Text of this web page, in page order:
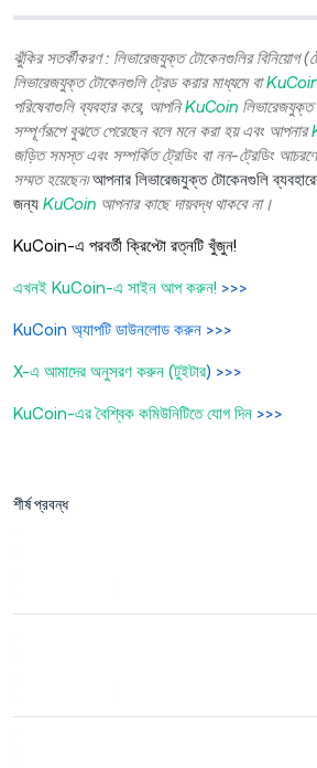
ঝুঁকির সতর্কীকরণ : লিভারেজযুক্ত টোকেনগুলির বিনিয়োগ
লিভারেজযুক্ত টোকেনগুলি ট্রেড করার মাধ্যমে বা
পরিষেবাগুলি ব্যবহার করে, আপনিKuCoin
সম্পূর্ণরূপে বুঝতে পেরেছেন বলে মনে করা হয় এবং আপনার
জড়িত সমস্ত এবং সম্পর্কিত ট্রেডিং বা নন-ট্রেডিং
সম্মত হয়েছেন৷আপনার লিভারেজযুক্ত টোকেনগুলি
জন্য KuCoin আপনার কাছে দায়বদ্ধ থাকবে না।
KuCoin-এ পরবর্তী ক্রিপ্টো রত্নটি খুঁজুন!
এখনই KuCoin-এ সাইন আপ করুন! >>>
KuCoin অ্যাপটি ডাউনলোড করুন >>>
X-এ আমাদের অনুসরণ করুন (টুইটার) >>>
KuCoin-এর বৈশ্বিক কমিউনিটিতে যোগ দিন >>>
শীর্ষ প্রবন্ধ